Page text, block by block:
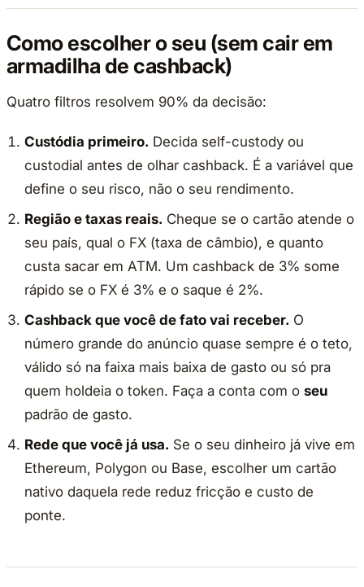
Como escolher o seu (sem cair em
armadilha de cashback)
Quatro filtros resolvem 90% da decisão:
Custódia primeiro. Decida self-custody ou
custodial antes de olhar cashback. É a variável que
define o seu risco, não o seu rendimento.
Região e taxas reais. Cheque se o cartão atende o
seu país, qual o FX (taxa de câmbio), e quanto
custa sacar em ATM. Um cashback de 3% some
rápido se o FX é 3% e o saque é 2%.
Cashback que você de fato vai receber. O
número grande do anúncio quase sempre é o teto,
válido só na faixa mais baixa de gasto ou só pra
quem holdeia o token. Faça a conta com oseu
padrão de gasto.
Rede que você já usa. Se o seu dinheiro já vive em
Ethereum, Polygon ou Base, escolher um cartão
nativo daquela rede reduz fricção e custo de
ponte.